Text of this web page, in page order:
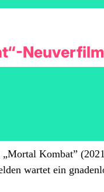
Kombat”
wartet ein